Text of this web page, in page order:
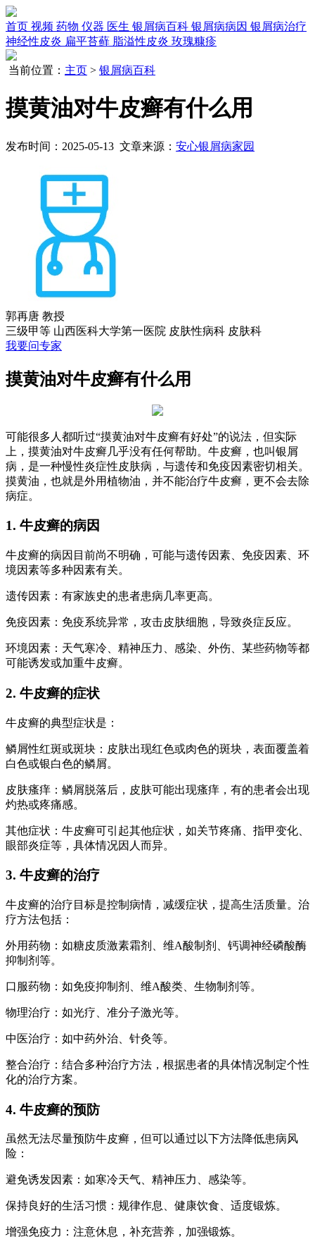
首页 视频 药物 仪器 医生 银屑病百科 银屑病病因 银屑病治疗
神经性皮炎 扁平苔藓 脂溢性皮炎 玫瑰糠疹
当前位置： 主页 > 银屑病百科
摸黄油对牛皮癣有什么用
发布时间：2025-05-13 文章来源： 安心银屑病家园
郭再唐 教授
三级甲等 山西医科大学第一医院 皮肤性病科 皮肤科
我要问专家
摸黄油对牛皮癣有什么用
可能很多人都听过“摸黄油对牛皮癣有好处”的说法，但实际
上，摸黄油对牛皮癣几乎没有任何帮助。牛皮癣，也叫银屑
病，是一种慢性炎症性皮肤病，与遗传和免疫因素密切相关。
摸黄油，也就是外用植物油，并不能治疗牛皮癣，更不会去除
病症。
1. 牛皮癣的病因
牛皮癣的病因目前尚不明确，可能与遗传因素、免疫因素、环
境因素等多种因素有关。
遗传因素：有家族史的患者患病几率更高。
免疫因素：免疫系统异常，攻击皮肤细胞，导致炎症反应。
环境因素：天气寒冷、精神压力、感染、外伤、某些药物等都
可能诱发或加重牛皮癣。
2. 牛皮癣的症状
牛皮癣的典型症状是：
鳞屑性红斑或斑块：皮肤出现红色或肉色的斑块，表面覆盖着
白色或银白色的鳞屑。
皮肤瘙痒：鳞屑脱落后，皮肤可能出现瘙痒，有的患者会出现
灼热或疼痛感。
其他症状：牛皮癣可引起其他症状，如关节疼痛、指甲变化、
眼部炎症等，具体情况因人而异。
3. 牛皮癣的治疗
牛皮癣的治疗目标是控制病情，减缓症状，提高生活质量。治
疗方法包括：
外用药物：如糖皮质激素霜剂、维A酸制剂、钙调神经磷酸酶
抑制剂等。
口服药物：如免疫抑制剂、维A酸类、生物制剂等。
物理治疗：如光疗、准分子激光等。
中医治疗：如中药外治、针灸等。
整合治疗：结合多种治疗方法，根据患者的具体情况制定个性
化的治疗方案。
4. 牛皮癣的预防
虽然无法尽量预防牛皮癣，但可以通过以下方法降低患病风
险：
避免诱发因素：如寒冷天气、精神压力、感染等。
保持良好的生活习惯：规律作息、健康饮食、适度锻炼。
增强免疫力：注意休息，补充营养，加强锻炼。